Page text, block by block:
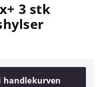
3 stk
handlekurven